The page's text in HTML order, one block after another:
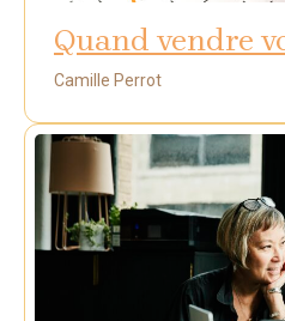
Quand vendre
Camille Perrot